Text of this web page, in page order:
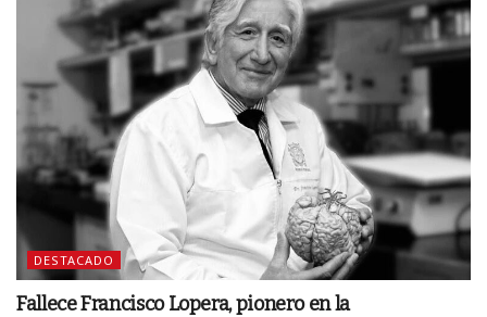
DESTACADO
Fallece Francisco Lopera, pionero en la